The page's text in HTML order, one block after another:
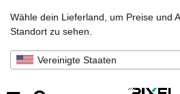
Wähle dein Lieferland, um Preise und
Standort zu sehen.
Vereinigte Staaten